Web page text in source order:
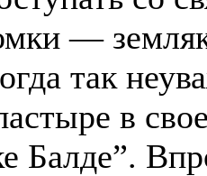
—
так
в
Балде”.